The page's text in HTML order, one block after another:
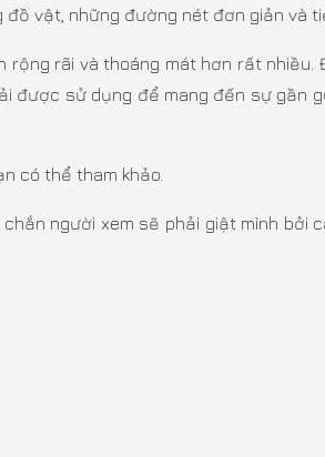
vật, những đường nét đơn giản và
rộng rãi và thoáng mát hơn rất nhiều.
được sử dụng để mang đến sự gần
có thể tham khảo.
người xem sẽ phải giật mình bởi